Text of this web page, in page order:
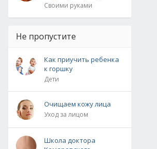
Своими руками
Не пропустите
Как приучить ребенка
к горшку
Дети
Очищаем кожу лица
Уход за лицом
Школа доктора